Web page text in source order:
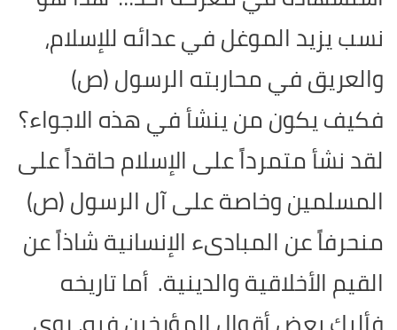
نسب يزيد الموغل في عدائه للإسلام،
والعريق في محاربته الرسول (ص)
فكيف يكون من ينشأ في هذه الاجواء؟
لقد نشأ متمرداً على الإسلام حاقداً على
المسلمين وخاصة على آل الرسول (ص)
منحرفاً عن المبادىء الإنسانية شاذاً عن
القيم الأخلاقية والدينية. أما تاريخه